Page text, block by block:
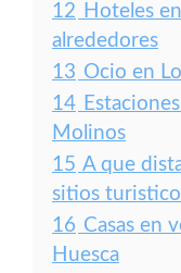
12 Hoteles
alrededores
13 Ocio en
14
Molinos
15 A que
sitios
16 Casas en
Huesca